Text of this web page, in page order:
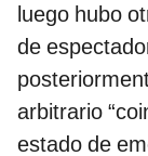
luego hubo
de
arbitrario
estado de